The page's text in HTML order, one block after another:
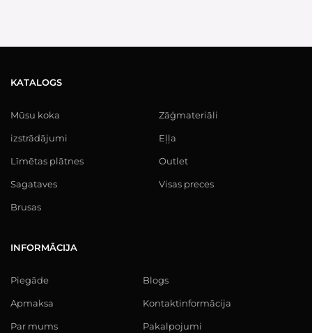
KATALOGS
Mūsu koka
izstrādājumi
Līmētas plātnes
Sagataves
Brusas
Zāģmateriāli
Eļļa
Outlet
Visas preces
INFORMĀCIJA
Piegāde
Apmaksa
Par mums
Blogs
Kontaktinformācija
Pakalpojumi